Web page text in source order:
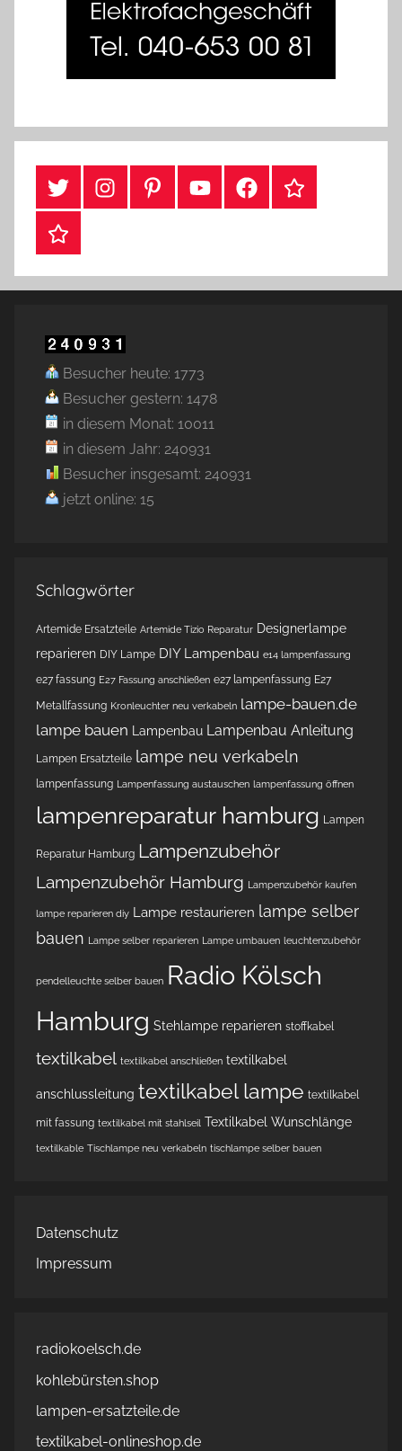
#TwitterInstagramPinterestYouTubeFacebookTikTok
Webshop
Besucher heute: 1773
Besucher gestern: 1478
in diesem Monat: 10011
in diesem Jahr: 240931
Besucher insgesamt: 240931
jetzt online: 15
Schlagwörter
Artemide Ersatzteile Artemide Tizio Reparatur Designerlampe
reparieren DIY Lampe DIY Lampenbau e14 lampenfassung
e27 fassung E27 Fassung anschließen e27 lampenfassung E27
Metallfassung Kronleuchter neu verkabeln lampe-bauen.de
lampe bauen Lampenbau Lampenbau Anleitung
Lampen Ersatzteile lampe neu verkabeln
lampenfassung Lampenfassung austauschen lampenfassung öffnen
lampenreparatur hamburg Lampen
Reparatur Hamburg Lampenzubehör
Lampenzubehör Hamburg Lampenzubehör kaufen
lampe reparieren diy Lampe restaurieren lampe selber
bauen
Lampe selber reparieren Lampe umbauen leuchtenzubehör
pendelleuchte selber bauen Radio Kölsch
Hamburg Stehlampe reparieren stoffkabel
textilkabel textilkabel anschließen textilkabel
anschlussleitung textilkabel lampe textilkabel
mit fassung textilkabel mit stahlseil Textilkabel Wunschlänge
textilkable Tischlampe neu verkabeln tischlampe selber bauen
Datenschutz
Impressum
radiokoelsch.de
kohlebürsten.shop
lampen-ersatzteile.de
textilkabel-onlineshop.de